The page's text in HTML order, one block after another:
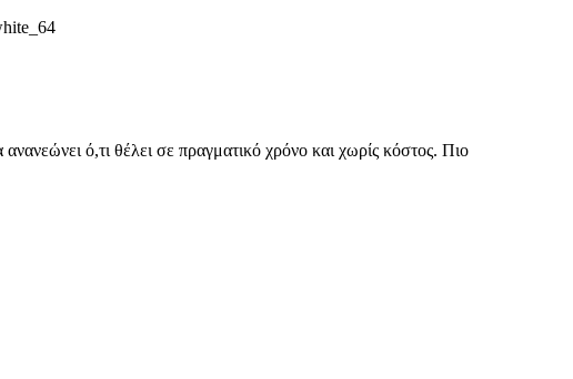
ό,τι θέλει σε πραγματικό χρόνο και χωρίς κόστος. Πιο